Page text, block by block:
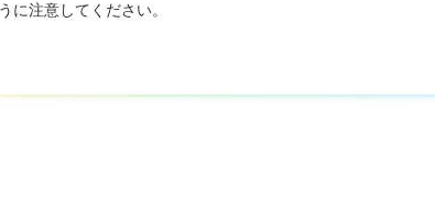
に注意してください。